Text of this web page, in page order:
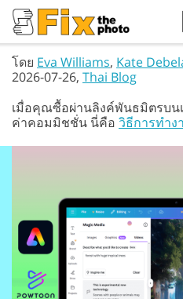
โดย Eva Williams, Kate
2026-07-26, Thai Blog
เมื่อคุณซื้อผ่านลิงค์พันธมิตรบนเ
ค่าคอมมิชชั่น นี่คือ วิธีการทำง